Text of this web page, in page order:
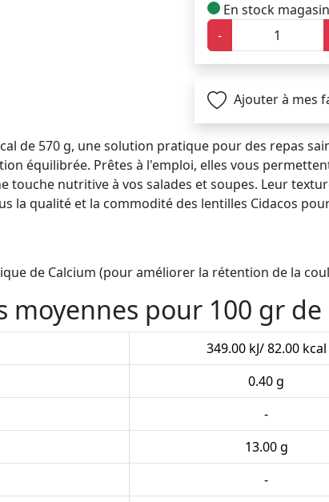
En stock
-
Ajouter à mes
de 570 g, une solution pratique pour des repas
équilibrée. Prêtes à l'emploi, elles vous
touche nutritive à vos salades et soupes. Leur
la qualité et la commodité des lentilles Cidacos
de Calcium (pour améliorer la rétention de la
moyennes pour 100 gr
349.00 kJ/ 82.00 kcal
0.40 g
-
13.00 g
-